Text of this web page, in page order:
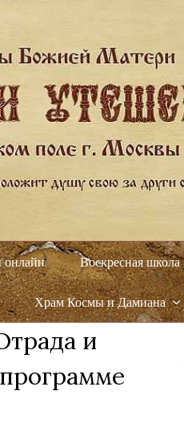
онлайн Воскресная школа
Храм Космы и Дамиана
и